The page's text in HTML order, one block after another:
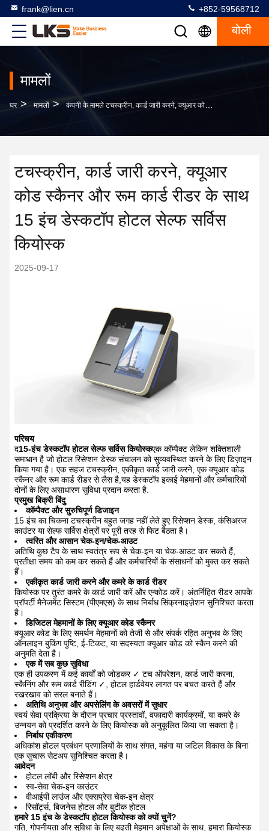
frank@lien.cn +852-59568712
बोली
मामलों
घर > मामलों > कंपनी के मामले टचस्क्रीन, कार्ड जारी करने, क्यूआर कोड स्कैनर और रूम कार्ड रीडर के साथ 15 इंच डेस्कटॉप होटल सेल्फ सर्विस कियोस्क
टचस्क्रीन, कार्ड जारी करने, क्यूआर
कोड स्कैनर और रूम कार्ड रीडर के साथ
15 इंच डेस्कटॉप होटल सेल्फ सर्विस
कियोस्क
2025-09-17
परिचय
द15-इंच डेस्कटॉप होटल सेल्फ सर्विस कियोस्कएक कॉम्पैक्ट लेकिन शक्तिशाली
समाधान है जो होटल रिसेप्शन डेस्क संचालन को सुव्यवस्थित करने के लिए डिज़ाइन
किया गया है। एक सहज टचस्क्रीन, एकीकृत कार्ड जारी करने, एक क्यूआर कोड
स्कैनर और रूम कार्ड रीडर से लैस है,यह डेस्कटॉप इकाई मेहमानों और कर्मचारियों
दोनों के लिए असाधारण सुविधा प्रदान करता है.
प्रमुख बिक्री बिंदु
कॉम्पैक्ट और सुरुचिपूर्ण डिजाइन
15 इंच का चिकना टचस्क्रीन बहुत जगह नहीं लेते हुए रिसेप्शन डेस्क, कंसिअरज
काउंटर या सेल्फ सर्विस क्षेत्रों पर पूरी तरह से फिट बैठता है।
त्वरित और आसान चेक-इन/चेक-आउट
अतिथि कुछ टैप के साथ स्वतंत्र रूप से चेक-इन या चेक-आउट कर सकते हैं,
प्रतीक्षा समय को कम कर सकते हैं और कर्मचारियों के संसाधनों को मुक्त कर सकते
हैं।
एकीकृत कार्ड जारी करने और कमरे के कार्ड रीडर
कियोस्क पर तुरंत कमरे के कार्ड जारी करें और एन्कोड करें। अंतर्निहित रीडर आपके
प्रॉपर्टी मैनेजमेंट सिस्टम (पीएमएस) के साथ निर्बाध सिंक्रनाइज़ेशन सुनिश्चित करता
है।
डिजिटल मेहमानों के लिए क्यूआर कोड स्कैनर
क्यूआर कोड के लिए समर्थन मेहमानों को तेजी से और संपर्क रहित अनुभव के लिए
ऑनलाइन बुकिंग पुष्टि, ई-टिकट, या सदस्यता क्यूआर कोड को स्कैन करने की
अनुमति देता है।
एक में सब कुछ सुविधा
एक ही उपकरण में कई कार्यों को जोड़कर ✓ टच ऑपरेशन, कार्ड जारी करना,
स्कैनिंग और रूम कार्ड रीडिंग ✓, होटल हार्डवेयर लागत पर बचत करते हैं और
रखरखाव को सरल बनाते हैं।
अतिथि अनुभव और अपसेलिंग के अवसरों में सुधार
स्वयं सेवा प्रक्रिया के दौरान प्रचार प्रस्तावों, वफादारी कार्यक्रमों, या कमरे के
उन्नयन को प्रदर्शित करने के लिए कियोस्क को अनुकूलित किया जा सकता है।
निर्बाध एकीकरण
अधिकांश होटल प्रबंधन प्रणालियों के साथ संगत, महंगा या जटिल विकास के बिना
एक सुचारू सेटअप सुनिश्चित करता है।
आवेदन
होटल लॉबी और रिसेप्शन क्षेत्र
स्व-सेवा चेक-इन काउंटर
वीआईपी लाउंज और एक्सप्रेस चेक-इन क्षेत्र
रिसॉर्ट्स, बिजनेस होटल और बुटीक होटल
हमारे 15 इंच के डेस्कटॉप होटल कियोस्क को क्यों चुनें?
गति, गोपनीयता और सुविधा के लिए बढ़ती मेहमान अपेक्षाओं के साथ, हमारा कियोस्क